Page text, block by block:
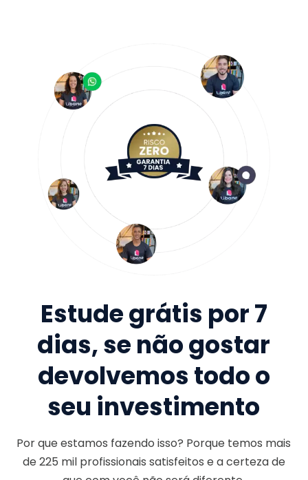
Estude grátis por 7
dias, se não gostar
devolvemos todo o
seu investimento
Por que estamos fazendo isso? Porque temos mais
de225 milprofissionais satisfeitos e a certeza de